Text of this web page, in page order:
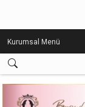
Kurumsal Menü